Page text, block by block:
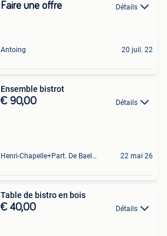
Faire une offre Détails
Antoing 20 juil. 22
Ensemble bistrot
€ 90,00 Détails
Henri-Chapelle+Part. De Baelen 22 mai 26
Table de bistro en bois
€ 40,00 Détails